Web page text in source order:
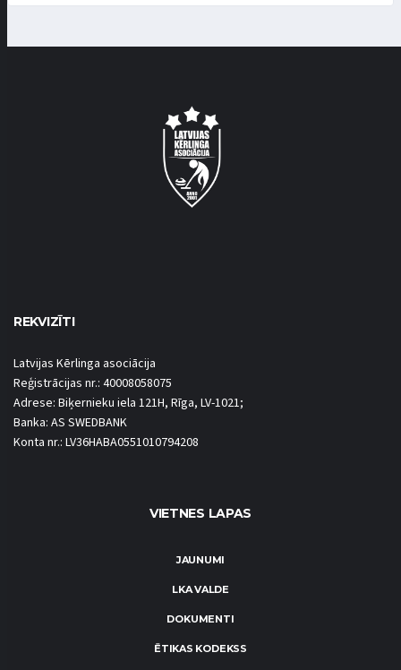
REKVIZĪTI
Latvijas Kērlinga asociācija
Reģistrācijas nr.: 40008058075
Adrese: Biķernieku iela 121H, Rīga, LV-1021;
Banka: AS SWEDBANK
Konta nr.: LV36HABA0551010794208
VIETNES LAPAS
JAUNUMI
LKA VALDE
DOKUMENTI
ĒTIKAS KODEKSS